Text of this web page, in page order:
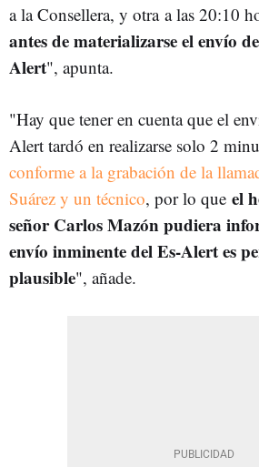
a la Consellera, y otra a las 20:10
antes de materializarse el envío
Alert", apunta.
"Hay que tener en cuenta que el
Alert tardó en realizarse solo 2
conforme a la grabación de la
Suárez y un técnico, por lo que el
señor Carlos Mazón pudiera
envío inminente del Es-Alert es
plausible", añade.